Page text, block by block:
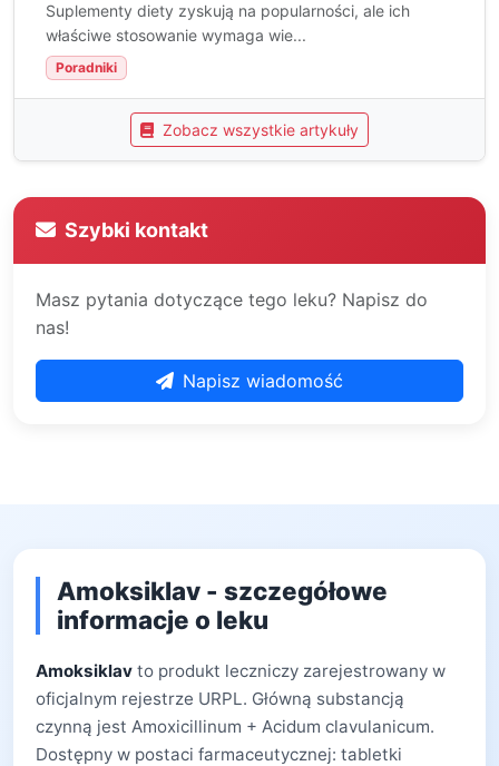
Suplementy diety zyskują na popularności, ale ich
właściwe stosowanie wymaga wie...
Poradniki
Zobacz wszystkie artykuły
Szybki kontakt
Masz pytania dotyczące tego leku? Napisz do
nas!
Napisz wiadomość
Amoksiklav - szczegółowe
informacje o leku
Amoksiklav to produkt leczniczy zarejestrowany w
oficjalnym rejestrze URPL. Główną substancją
czynną jest Amoxicillinum + Acidum clavulanicum.
Dostępny w postaci farmaceutycznej: tabletki